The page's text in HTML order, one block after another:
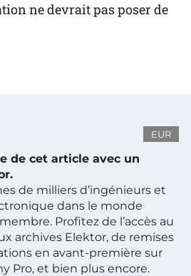
ne devrait pas poser de
EUR
de cet article avec un
de milliers d’ingénieurs et
dans le monde
Profitez de l’accès au
archives Elektor, de remises
en avant-première sur
Pro, et bien plus encore.